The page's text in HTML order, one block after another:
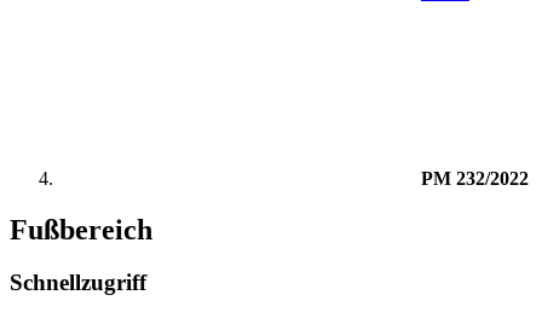
PM 232/2022
Fußbereich
Schnellzugriff